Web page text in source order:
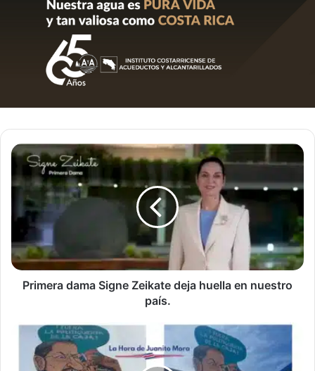
Primera
dama
Signe
Zeikate
deja
huella
nuestro
país.
Primera dama Signe Zeikate deja huella en nuestro
país.
Sindicato
UNDECA
arremete